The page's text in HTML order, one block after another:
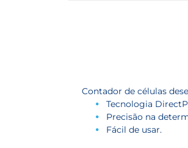
Contador de células
Tecnologia
Precisão na
Fácil de usar.